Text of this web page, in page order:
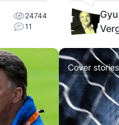
24744
11
Cover stories